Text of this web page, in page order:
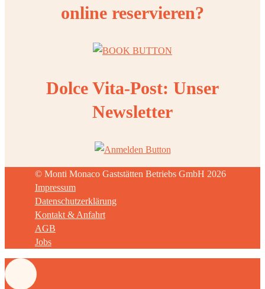
online reservieren?
Dolce Vita-Post: Unser
Newsletter
© Monti Monaco Gaststätten Betriebs GmbH 2026
Impressum
Datenschutzerklärung
Kontakt & Anfahrt
AGB
Jobs